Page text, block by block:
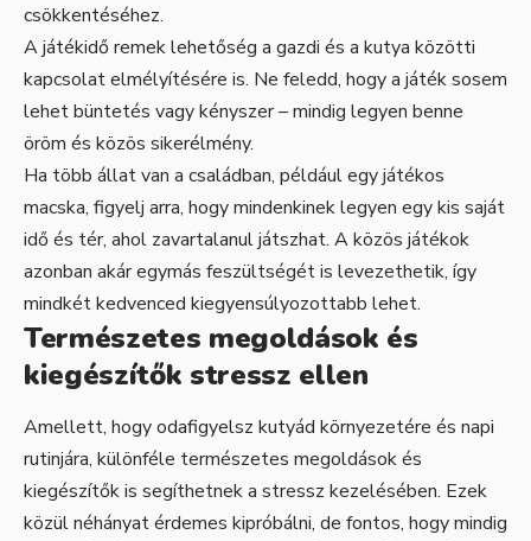
csökkentéséhez.
A játékidő remek lehetőség a gazdi és a kutya közötti
kapcsolat elmélyítésére is. Ne feledd, hogy a játék sosem
lehet büntetés vagy kényszer – mindig legyen benne
öröm és közös sikerélmény.
Ha több állat van a családban, például egy játékos
macska, figyelj arra, hogy mindenkinek legyen egy kis saját
idő és tér, ahol zavartalanul játszhat. A közös játékok
azonban akár egymás feszültségét is levezethetik, így
mindkét kedvenced kiegyensúlyozottabb lehet.
Természetes megoldások és
kiegészítők stressz ellen
Amellett, hogy odafigyelsz kutyád környezetére és napi
rutinjára, különféle természetes megoldások és
kiegészítők is segíthetnek a stressz kezelésében. Ezek
közül néhányat érdemes kipróbálni, de fontos, hogy mindig